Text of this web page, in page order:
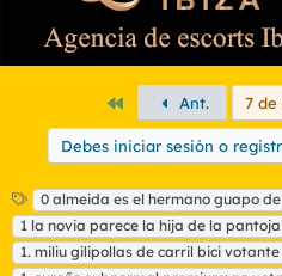
PrimeroAnt. 7 de
Debes iniciar sesión o
E
t
i
q
0 almeida es el hermano guapo
1 la novia parece la hija de la
1. miliu gilipollas de carril bici